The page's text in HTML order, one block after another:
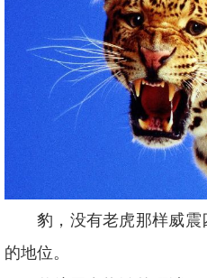
豹，没有老虎那样威
的地位。